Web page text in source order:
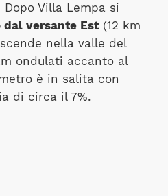
Villa Lempa si
dal versante Est(12 km
nella valle del
ondulati accanto al
è in salita con
di circa il 7%.